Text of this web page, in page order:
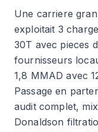
Une carriere
exploitait 3
30T avec pieces
fournisseurs
1,8 MMAD avec
Passage en
audit complet,
Donaldson